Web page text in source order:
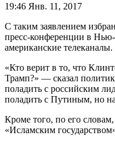
19:46 Янв. 11, 2017
С таким заявлением
пресс-конференции в
американские телеканалы.
«Кто верит в то, что
Трамп?» — сказал
поладить с российским
поладить с Путиным, но
Кроме того, по его
«Исламским